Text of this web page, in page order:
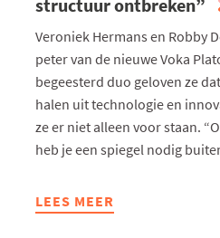
structuur ontbreken”
Veroniek Hermans en Robby
peter van de nieuwe Voka
begeesterd duo geloven ze
halen uit technologie en
ze er niet alleen voor staan.
heb je een spiegel nodig
LEES MEER
ABOUT